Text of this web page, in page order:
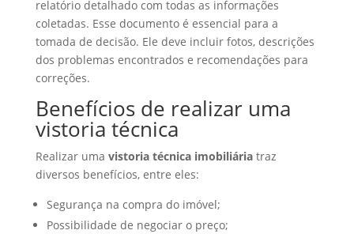
relatório detalhado com todas as informações
coletadas. Esse documento é essencial para a
tomada de decisão. Ele deve incluir fotos, descrições
dos problemas encontrados e recomendações para
correções.
Benefícios de realizar uma
vistoria técnica
Realizar uma vistoria técnica imobiliáriatraz
diversos benefícios, entre eles:
Segurança na compra do imóvel;
Possibilidade de negociar o preço;